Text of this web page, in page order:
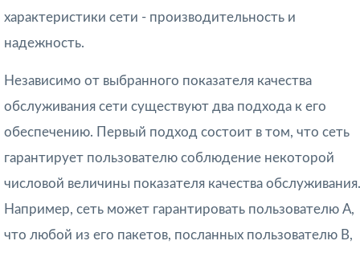
характеристики сети - производительность и
надежность.
Независимо от выбранного показателя качества
обслуживания сети существу­ют два подхода к его
обеспечению. Первый подход состоит в том, что сеть
гарантирует пользователю соблюдение некоторой
числовой величины показателя качества обслуживания.
Например, сеть может гарантировать пользователю А,
что любой из его пакетов, посланных пользователю В,